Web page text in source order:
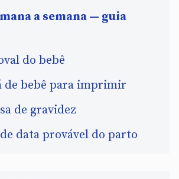
a semana — guia
do bebê
de bebê para imprimir
de gravidez
data provável do parto